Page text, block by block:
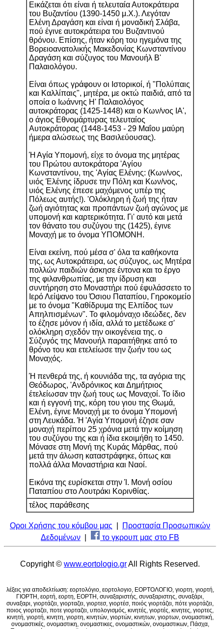
Εικάζεται ότι είναι ή τελευταία Αυτοκράτειρα
του Βυζαντίου (1390-1450 μ.Χ.). Λεγόταν
Ελένη Δραγάση και είναι ή μοναδική Σλάβα,
πού έγινε αυτοκράτειρα του Βυζαντινού
θρόνου. Επίσης, ήταν κόρη του ηγεμόνα της
Βορειοανατολικής Μακεδονίας Κωνσταντίνου
Δραγάση και σύζυγος του Μανουήλ Β'
Παλαιολόγου.
Είναι όπως γράφουν οι Ιστορικοί, ή "Πολύπαις
και Καλλίπαις", μητέρα, με οκτώ παιδιά, από τα
οποία ο Ιωάννης Η' Παλαιολόγος
αυτοκράτορας (1425-1448) και ο Κων/νος ΙΑ',
ο άγιος Εθνομάρτυρας τελευταίος
Αυτοκράτορας (1448-1453 - 29 Μαΐου μαύρη
ήμερα αλώσεως της Βασιλεύουσας).
Ή Αγία Υπομονή, είχε το όνομα της μητέρας
του Πρώτου αυτοκράτορα 'Αγίου
Κωνσταντίνου, της 'Αγίας Ελένης: (Κων/νος,
υιός Έλένης ίδρυσε την Πόλη και Κων/νος,
υιός Ελένης έπεσε μαχόμενος υπέρ της
Πόλεως αυτής!). 'Ολόκληρη ή ζωή της ήταν
ζωή αγιότητας και προπάντων ζωή αγώνος με
υπομονή και καρτερικότητα. Γι' αυτό και μετά
τον θάνατο του συζύγου της (1425), έγινε
Μοναχή με το όνομα ΥΠΟΜΟΝΗ.
Είναι εκείνη, πού μέσα σ' όλα τα καθήκοντα
της, ως Αυτοκράτειρα, ως σύζυγος, ως Μητέρα
πολλών παιδιών άσκησε έντονα και το έργο
της φιλανθρωπίας, με την ίδρυση και
συντήρηση στο Μοναστήρι πού έφυλάσσετο το
Ιερό Λείψανο του Όσιου Παταπίου, Γηροκομείο
με το όνομα "Καθίδρυμα της Ελπίδος των
Απηλπισμένων". Το φιλομόναχο ιδεώδες, δεν
το έζησε μόνον ή ιδία, αλλά το μετέδωκε σ'
ολόκληρη σχεδόν την οικογένεια της. ο
Σύζυγός της Μανουήλ παραιτήθηκε από το
θρόνο του και ετελείωσε την ζωήν του ως
Μοναχός.
Ή πενθερά της, ή κουνιάδα της, τα αγόρια της
Θεόδωρος, 'Ανδρόνικος και Δημήτριος
έτελείωσαν την ζωή τους ως Μοναχοί. Το ίδιο
και ή εγγονή της, κόρη του γιου της Θωμά,
Ελένη, έγινε Μοναχή με το όνομα Υπομονή
στη Λευκάδα. Ή 'Αγία Υπομονή έζησε σαν
μοναχή περίπου 25 χρόνια μετά την κοίμηση
του συζύγου της και ή ίδια εκοιμήθη το 1450.
Μόνασε στη Μονή της Κυράς Μάρθας, πού
μετά την άλωση καταστράφηκε, όπως και
πολλά άλλα Μοναστήρια και Ναοί.
Εικόνα της ευρίσκεται στην Ί. Μονή οσίου
Παταπίου στο Λουτράκι Κορινθίας.
τέλος παράθεσης
Οροι Χρήσης του κόμβου μας
Προστασία Προσωπικών
Δεδομένων
το γκρουπ μας στο FB
Copyright © www.eortologio.grAll Rights Reserved.
λέξεις για αποδελτίωση: εορτολόγιο, εορτολογιο, ΕΟΡΤΟΛΟΓΙΟ, γιορτη, γιορτή,
ΓΙΟΡΤΗ, εορτή, εορτη, ΕΟΡΤΗ, συναξαριστής, συναξαριστης, συναξάρι,
συναξαρι, γιορτάζει, γιορταζει, γιορτεσ, γιορτέσ, ποιός γιορτάζει, πότε γιορτάζει,
ποιος γιορταζει, ποτε γιορταζει, υπολογισμός, κινητές, γιορτές, κινητες, γιορτες,
κινητή, γιορτή, κινητη, γιορτη, κινητών, γιορτών, κινητων, γιορτων, ονομαστική,
ονομαστικές, ονομαστικη, ονομαστικες, ονομαστικών, ονομαστικων, Πάσχα,